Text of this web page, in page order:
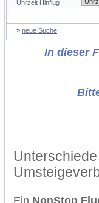
Uhrzeit Hinflug
» neue Suche
In dieser
Ein NonStop